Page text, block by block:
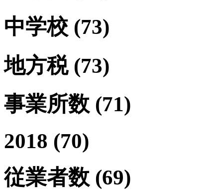
中学校 (73)
地方税 (73)
事業所数 (71)
2018 (70)
従業者数 (69)